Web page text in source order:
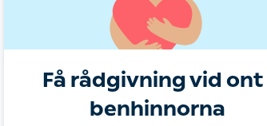
Få rådgivning vid ont i
benhinnorna